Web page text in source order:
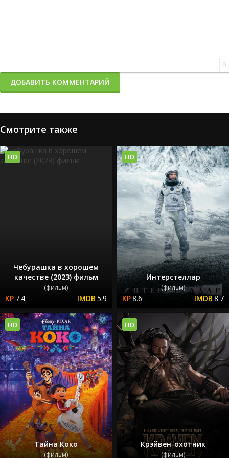
0
ДОБАВИТЬ КОММЕНТАРИЙ
Смотрите также
Чебурашка в хорошем
качестве (2023) фильм
(фильм)
7.4 5.9
HD
Интерстеллар
(фильм)
8.6 8.7
HD
Тайна Коко
(фильм)
HD
Крэйвен-охотник
(фильм)
HD